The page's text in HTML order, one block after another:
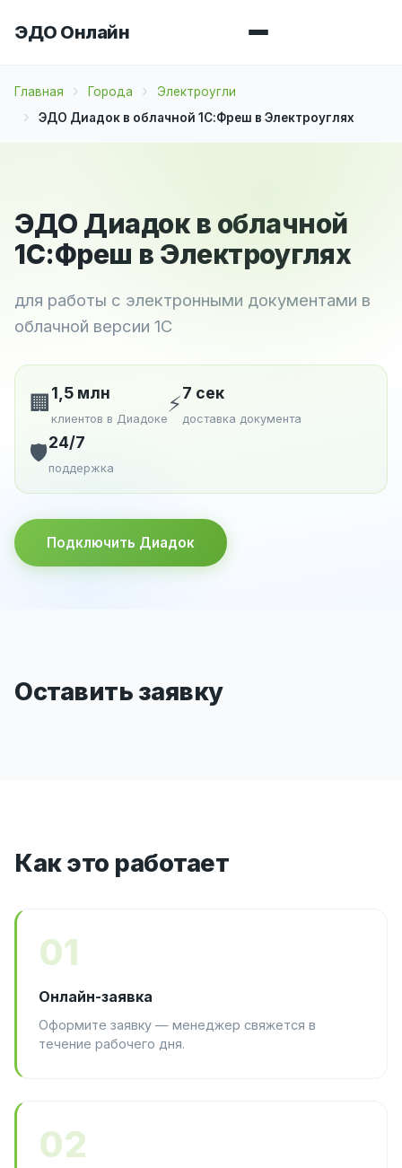
ЭДО Онлайн
Главная Города
Электроугли
ЭДО Диадок в облачной 1С:Фреш в Электроуглях
ЭДО Диадок в облачной
1С:Фреш в Электроуглях
для работы с электронными документами в
облачной версии 1С
🏢 1,5 млн
клиентов в Диадоке
⚡7 сек
доставка документа
🛡️24/7
поддержка
Подключить Диадок
Оставить заявку
Как это работает
01
Онлайн-заявка
Оформите заявку — менеджер свяжется в
течение рабочего дня.
02